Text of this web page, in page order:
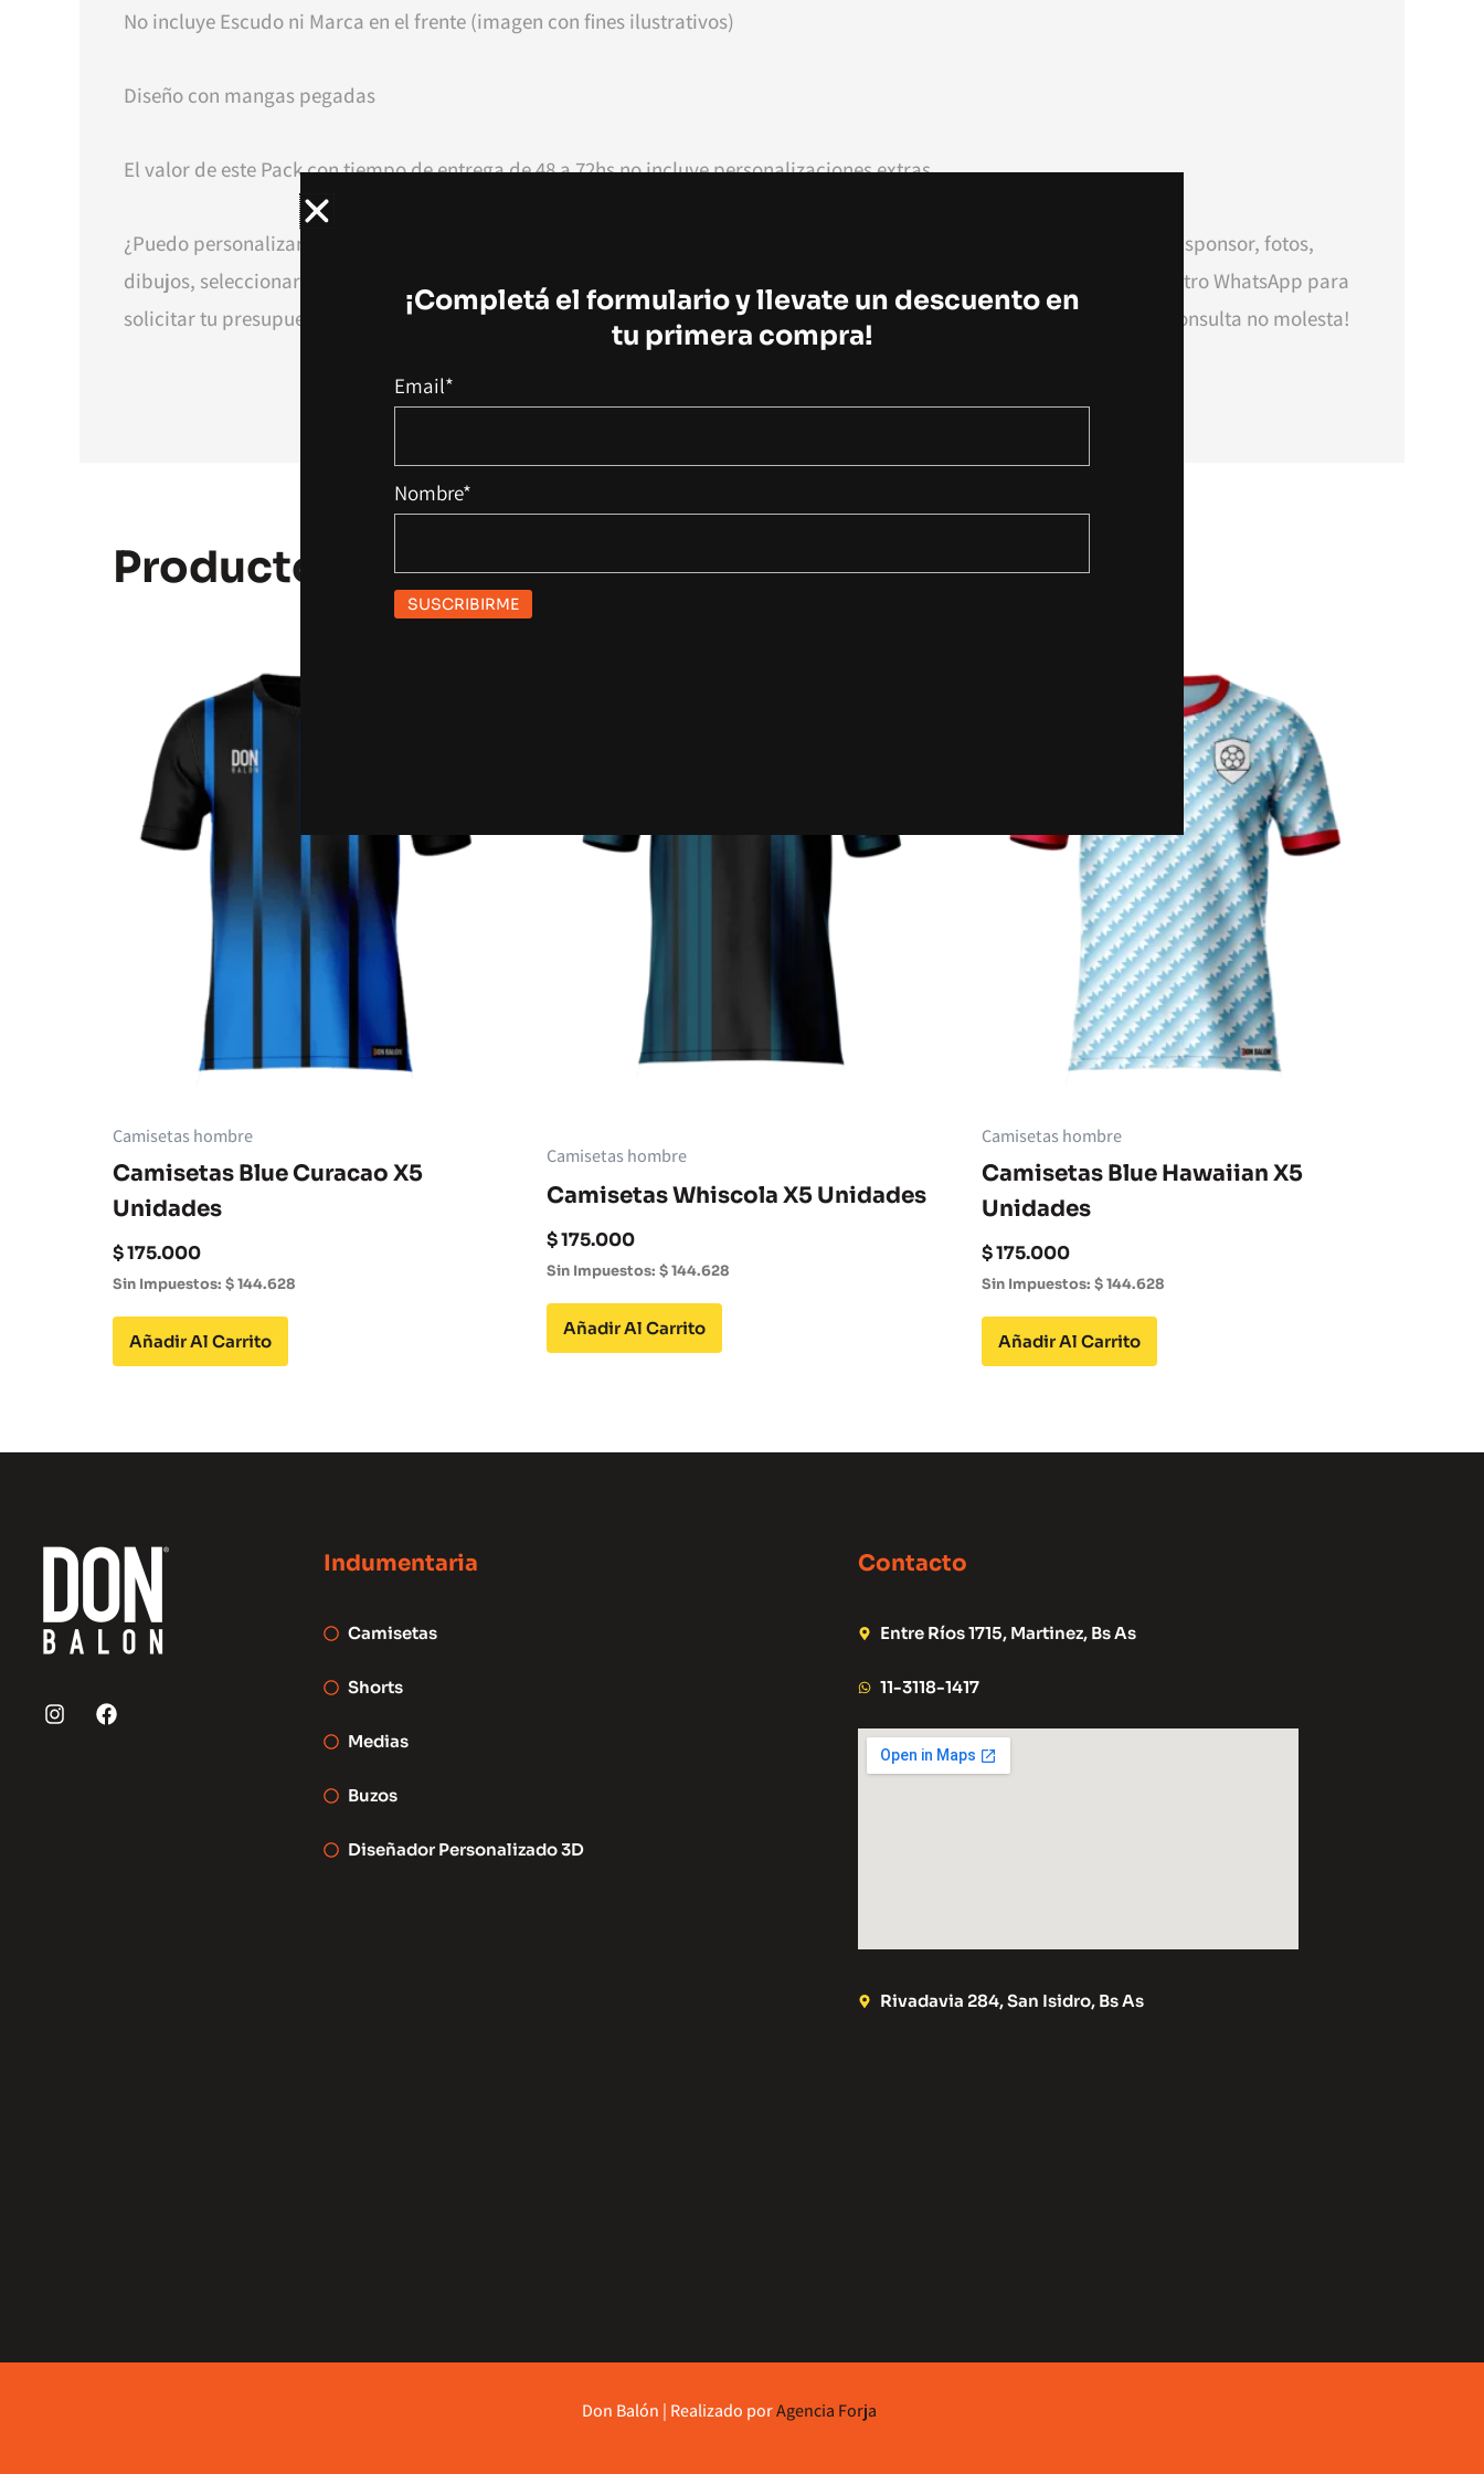
No incluye Escudo ni Marca en el frente (imagen con fines ilustrativos)
Diseño con mangas pegadas
El valor de este Pack con tiempo de entrega de 48 a 72hs no incluye personalizaciones extras.
¿Puedo personalizar más mi camiseta? ¡Por supuesto! Podés cambiar los colores, agregar números, tu escudo, logos de sponsor, fotos,
dibujos, seleccionar mangas ranglán, agregar shorts, medias, buzo de arquero accesorios y mucho más. Consultá a nuestro WhatsApp para
solicitar tu presupuesto o realizá la compra de este pack y después abonas la diferencia por tus personalizaciones. ¡Tu consulta no molesta!
Productos Relacionados
Camisetas hombre
Camisetas Blue Curacao X5
Unidades
$175.000
Sin Impuestos: $144.628
Añadir Al Carrito
Camisetas hombre
Camisetas Whiscola X5 Unidades
$175.000
Sin Impuestos:$144.628
Añadir Al Carrito
Camisetas hombre
Camisetas Blue Hawaiian X5
Unidades
$175.000
Sin Impuestos: $144.628
Añadir Al Carrito
I
n
F
a
Indumentaria
Camisetas
Shorts
Medias
Buzos
Diseñador Personalizado 3D
Contacto
Entre Ríos 1715, Martinez, Bs As
11-3118-1417
Rivadavia 284, San Isidro, Bs As
Don Balón | Realizado porAgencia Forja
¡Completá el formulario y llevate un descuento en
tu primera compra!
Email*
Nombre*